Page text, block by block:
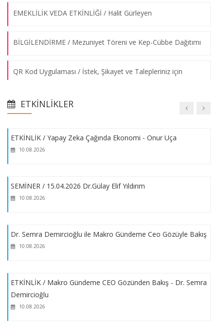
EMEKLİLİK VEDA ETKİNLİĞİ / Halit Gürleyen
BİLGİLENDİRME / Mezuniyet Töreni ve Kep-Cübbe Dağıtımı
QR Kod Uygulaması / İstek, Şikayet ve Talepleriniz için
VEFAT / Prof.Dr. Aysu İnsel
KUTLAMA / Fakülte Futbol Takımımız
Uluslararası İlişkiler ve Akademik İşbirliği Ofis
FİNALDEYİZ !
ETKINLIKLER
KARİYER GÜNLERİ / Ceteris Paribus'24
10.08.2026
ETKİNLİK / Yapay Zeka Çağında Ekonomi - Onur Uça
10.08.2026
SEMİNER / 15.04.2026 Dr.Gülay Elif Yıldırım
10.08.2026
Dr. Semra Demircioğlu ile Makro Gündeme Ceo Gözüyle Bakış
10.08.2026
ETKİNLİK / Makro Gündeme CEO Gözünden Bakış - Dr. Semra
Demircioğlu
10.08.2026